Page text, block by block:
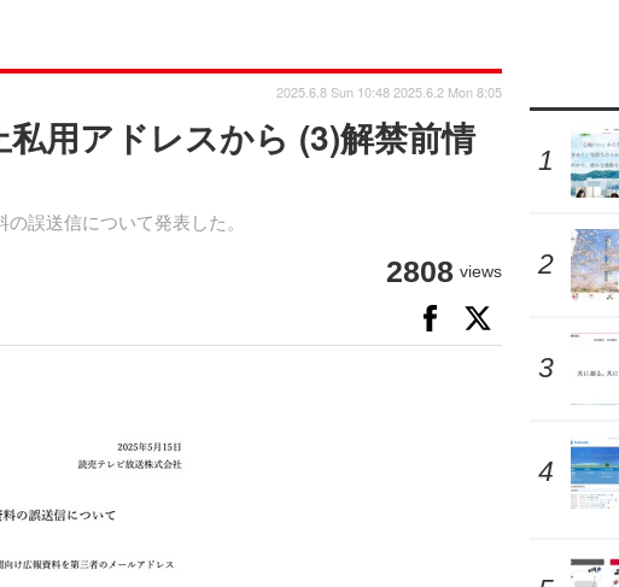
用アドレスから (3)解禁前情
誤送信について発表した。
2025.6.8 Sun 10:48 2025.6.2 Mon 8:05
2808 views